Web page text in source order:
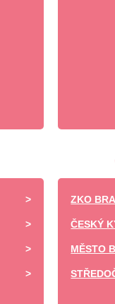
ZKO
ČESKÝ
MĚSTO
DAISY